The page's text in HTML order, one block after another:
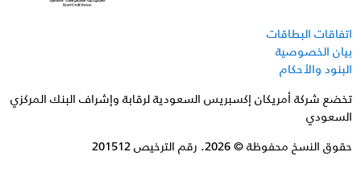
اتفاقات البطاقات
بيان الخصوصية
البنود والأحكام
تخضع شركة أمريكان إكسبريس السعودية لرقابة وإشراف البنك المركزي
السعودي
حقوق النسخ محفوظة © 2026. رقم الترخيص 201512